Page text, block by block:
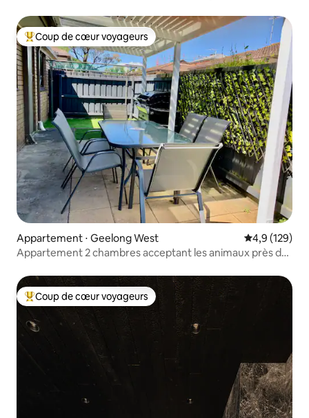
Coups de cœur voyageurs les plus appréciés
Coup de cœur voyageurs
Appartement ⋅ Geelong West Évaluation
4,9 (129)
Appartement 2 chambres acceptant les animaux près de
Coups de cœur voyageurs les plus appréciés
Coup de cœur voyageurs